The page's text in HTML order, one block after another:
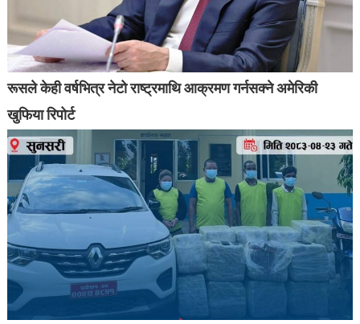
रूसले केही वर्षभित्र नेटो राष्ट्रमाथि आक्रमण गर्नसक्ने अमेरिकी
खुफिया रिपोर्ट